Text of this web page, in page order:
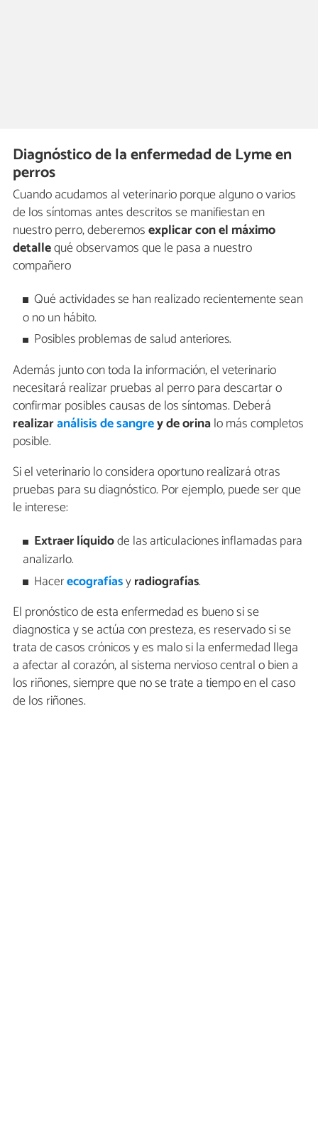
Diagnóstico de la enfermedad de Lyme en
perros
Cuando acudamos al veterinario porque alguno o varios
de los síntomas antes descritos se manifiestan en
nuestro perro, deberemosexplicar con el máximo
detallequé observamos que le pasa a nuestro
compañero
Qué actividades se han realizado recientemente sean
o no un hábito.
Posibles problemas de salud anteriores.
Además junto con toda la información, el veterinario
necesitará realizar pruebas al perro para descartar o
confirmar posibles causas de los síntomas. Deberá
realizaranálisis de sangrey de orinalo más completos
posible.
Si el veterinario lo considera oportuno realizará otras
pruebas para su diagnóstico. Por ejemplo, puede ser que
le interese:
Extraer líquidode las articulaciones inflamadas para
analizarlo.
Hacerecografíasyradiografías.
El pronóstico de esta enfermedad es bueno si se
diagnostica y se actúa con presteza, es reservado si se
trata de casos crónicos y es malo si la enfermedad llega
a afectar al corazón, al sistema nervioso central o bien a
los riñones, siempre que no se trate a tiempo en el caso
de los riñones.